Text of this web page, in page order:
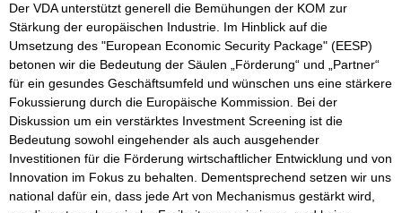
Der VDA unterstützt generell die Bemühungen der KOM zur
Stärkung der europäischen Industrie. Im Hinblick auf die
Umsetzung des "European Economic Security Package" (EESP)
betonen wir die Bedeutung der Säulen „Förderung“ und „Partner“
für ein gesundes Geschäftsumfeld und wünschen uns eine stärkere
Fokussierung durch die Europäische Kommission. Bei der
Diskussion um ein verstärktes Investment Screening ist die
Bedeutung sowohl eingehender als auch ausgehender
Investitionen für die Förderung wirtschaftlicher Entwicklung und von
Innovation im Fokus zu behalten. Dementsprechend setzen wir uns
national dafür ein, dass jede Art von Mechanismus gestärkt wird,